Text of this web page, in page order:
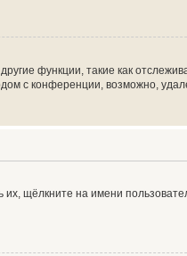
функции, такие как
с конференции, возможно,
щёлкните на имени